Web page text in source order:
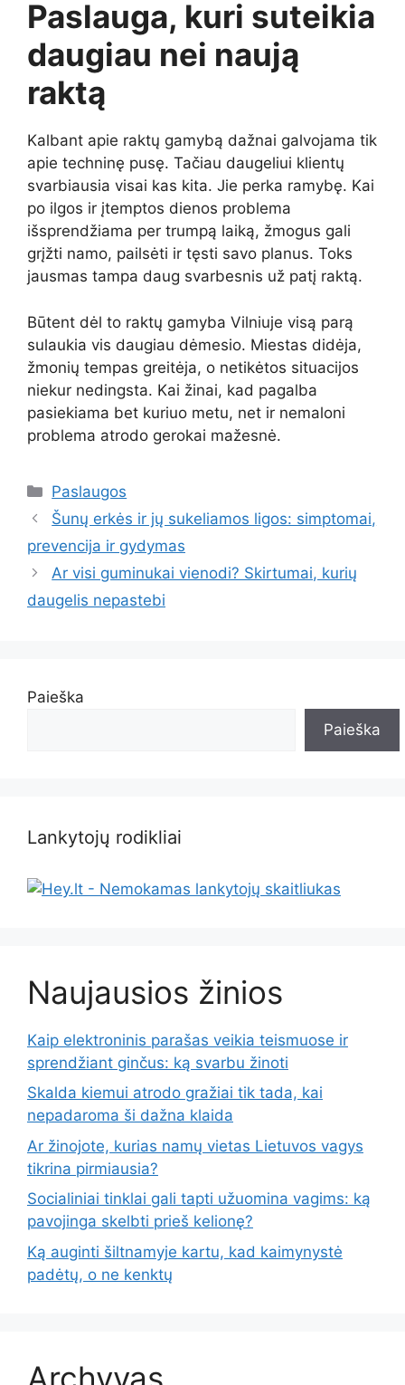
Paslauga, kuri suteikia
daugiau nei naują
raktą
Kalbant apie raktų gamybą dažnai galvojama tik
apie techninę pusę. Tačiau daugeliui klientų
svarbiausia visai kas kita. Jie perka ramybę. Kai
po ilgos ir įtemptos dienos problema
išsprendžiama per trumpą laiką, žmogus gali
grįžti namo, pailsėti ir tęsti savo planus. Toks
jausmas tampa daug svarbesnis už patį raktą.
Būtent dėl to raktų gamyba Vilniuje visą parą
sulaukia vis daugiau dėmesio. Miestas didėja,
žmonių tempas greitėja, o netikėtos situacijos
niekur nedingsta. Kai žinai, kad pagalba
pasiekiama bet kuriuo metu, net ir nemaloni
problema atrodo gerokai mažesnė.
Kategorijos
Paslaugos
Šunų erkės ir jų sukeliamos ligos: simptomai,
prevencija ir gydymas
Ar visi guminukai vienodi? Skirtumai, kurių
daugelis nepastebi
Paieška
Paieška
Lankytojų rodikliai
Naujausios žinios
Kaip elektroninis parašas veikia teismuose ir
sprendžiant ginčus: ką svarbu žinoti
Skalda kiemui atrodo gražiai tik tada, kai
nepadaroma ši dažna klaida
Ar žinojote, kurias namų vietas Lietuvos vagys
tikrina pirmiausia?
Socialiniai tinklai gali tapti užuomina vagims: ką
pavojinga skelbti prieš kelionę?
Ką auginti šiltnamyje kartu, kad kaimynystė
padėtų, o ne kenktų